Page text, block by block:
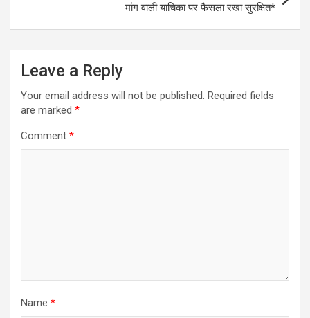
मांग वाली याचिका पर फैसला रखा सुरक्षित*
Leave a Reply
Your email address will not be published. Required fields
are marked *
Comment *
Name *